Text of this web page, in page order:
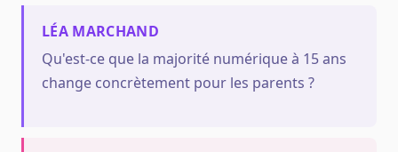
LÉA MARCHAND
Qu'est-ce que la majorité numérique à 15 ans
change concrètement pour les parents ?